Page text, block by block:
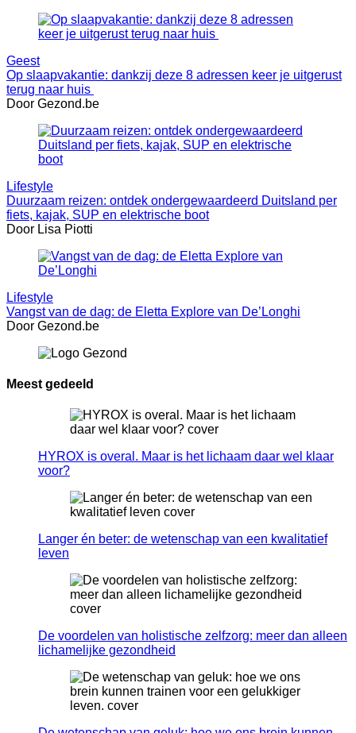
Geest
Op slaapvakantie: dankzij deze 8 adressen keer je uitgerust
terug naar huis
Door Gezond.be
Lifestyle
Duurzaam reizen: ontdek ondergewaardeerd Duitsland per
fiets, kajak, SUP en elektrische boot
Door Lisa Piotti
Lifestyle
Vangst van de dag: de Eletta Explore van De’Longhi
Door Gezond.be
Meest gedeeld
HYROX is overal. Maar is het lichaam daar wel klaar
voor?
Langer én beter: de wetenschap van een kwalitatief
leven
De voordelen van holistische zelfzorg: meer dan alleen
lichamelijke gezondheid